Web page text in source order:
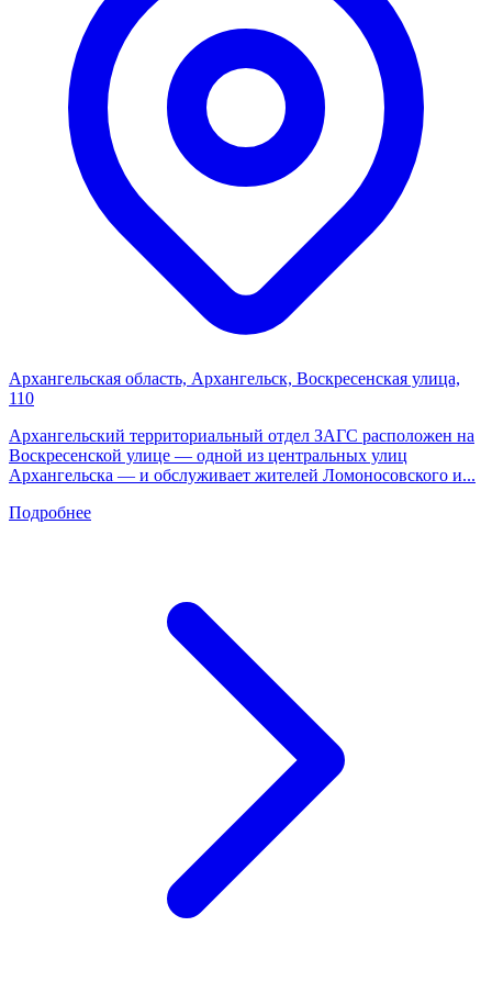
Архангельская область, Архангельск, Воскресенская улица,
110
Архангельский территориальный отдел ЗАГС расположен на
Воскресенской улице — одной из центральных улиц
Архангельска — и обслуживает жителей Ломоносовского и...
Подробнее